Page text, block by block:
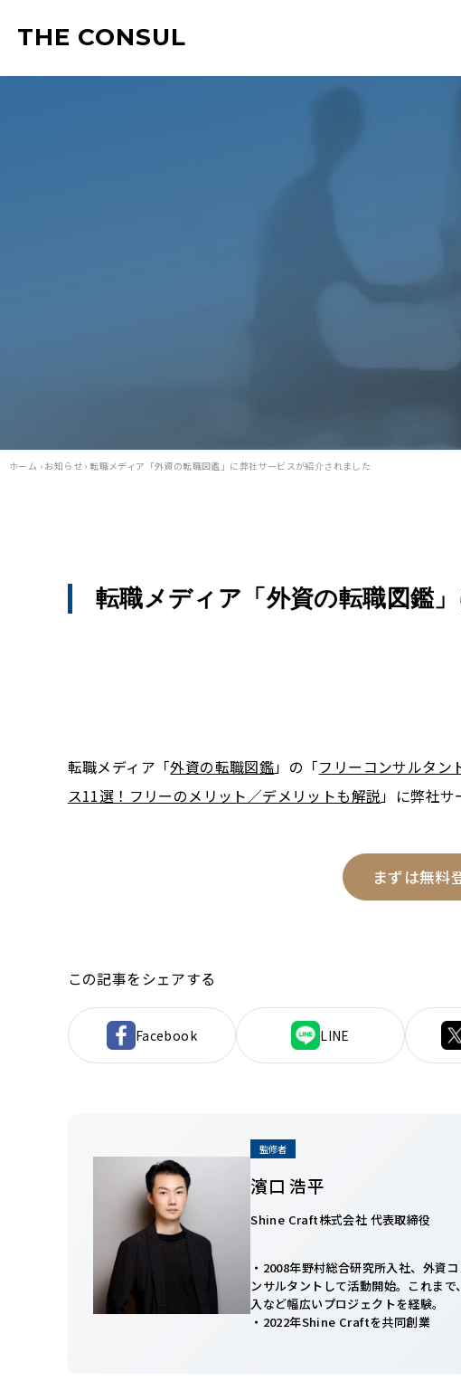
THE CONSUL
ホーム › お知らせ › 転職メディア「外資の転職図鑑」に弊社サービスが紹介されました
転職メディア「外資の転職図鑑
転職メディア「外資の転職図鑑」の「フリーコンサルタン
ス11選！フリーのメリット／デメリットも解説」に弊社サ
まずは無料
この記事をシェアする
Facebook LINE
監修者
濱口 浩平
Shine Craft株式会社 代表取締役
・2008年野村総合研究所入社、外資
ンサルタントして活動開始。これま
入など幅広いプロジェクトを経験。
・2022年Shine Craftを共同創業